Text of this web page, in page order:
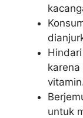
untuk